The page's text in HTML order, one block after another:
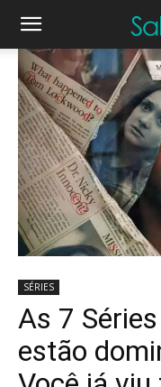
SÉRIES
As 7
estão